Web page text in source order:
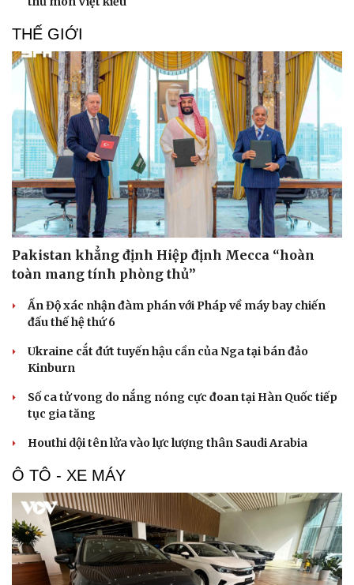
THẾ GIỚI
Pakistan khẳng định Hiệp định Mecca “hoàn
toàn mang tính phòng thủ”
Ấn Độ xác nhận đàm phán với Pháp về máy bay chiến
đấu thế hệ thứ 6
Ukraine cắt đứt tuyến hậu cần của Nga tại bán đảo
Kinburn
Số ca tử vong do nắng nóng cực đoan tại Hàn Quốc tiếp
tục gia tăng
Houthi dội tên lửa vào lực lượng thân Saudi Arabia
Ô TÔ - XE MÁY